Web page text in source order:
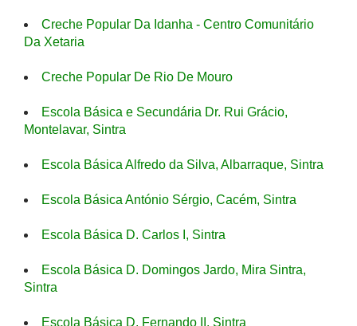
Creche Popular Da Idanha - Centro Comunitário
Da Xetaria
Creche Popular De Rio De Mouro
Escola Básica e Secundária Dr. Rui Grácio,
Montelavar, Sintra
Escola Básica Alfredo da Silva, Albarraque, Sintra
Escola Básica António Sérgio, Cacém, Sintra
Escola Básica D. Carlos I, Sintra
Escola Básica D. Domingos Jardo, Mira Sintra,
Sintra
Escola Básica D. Fernando II, Sintra